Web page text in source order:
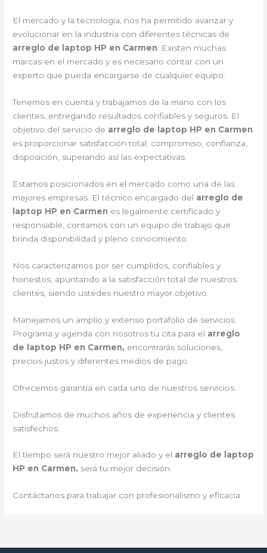
El mercado y la tecnología, nos ha permitido avanzar y
evolucionar en la industria con diferentes técnicas de
arreglo de laptop HP en Carmen. Existen muchas
marcas en el mercado y es necesario contar con un
experto que pueda encargarse de cualquier equipo.
Tenemos en cuenta y trabajamos de la mano con los
clientes, entregando resultados confiables y seguros. El
objetivo del servicio de arreglo de laptop HP en Carmen
es proporcionar satisfacción total, compromiso, confianza,
disposición, superando así las expectativas.
Estamos posicionados en el mercado como una de las
mejores empresas. El técnico encargado del arreglo de
laptop HP en Carmen es legalmente certificado y
responsable, contamos con un equipo de trabajo que
brinda disponibilidad y pleno conocimiento.
Nos caracterizamos por ser cumplidos, confiables y
honestos, apuntando a la satisfacción total de nuestros
clientes, siendo ustedes nuestro mayor objetivo.
Manejamos un amplio y extenso portafolio de servicios.
Programa y agenda con nosotros tu cita para el arreglo
de laptop HP en Carmen, encontrarás soluciones,
precios justos y diferentes medios de pago.
Ofrecemos garantía en cada uno de nuestros servicios.
Disfrutamos de muchos años de experiencia y clientes
satisfechos.
El tiempo será nuestro mejor aliado y el arreglo de laptop
HP en Carmen, será tu mejor decisión.
Contáctanos para trabajar con profesionalismo y eficacia.